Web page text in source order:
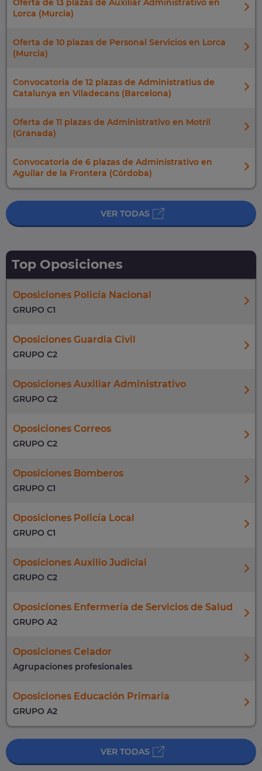
Oferta de 13 plazas de Auxiliar Administrativo en
Lorca (Murcia)
Oferta de 10 plazas de Personal Servicios en Lorca
(Murcia)
Convocatoria de 12 plazas de Administratius de
Catalunya en Viladecans (Barcelona)
Oferta de 11 plazas de Administrativo en Motril
(Granada)
Convocatoria de 6 plazas de Administrativo en
Aguilar de la Frontera (Córdoba)
VER TODAS
Top Oposiciones
Oposiciones Policía Nacional
GRUPO C1
Oposiciones Guardia Civil
GRUPO C2
Oposiciones Auxiliar Administrativo
GRUPO C2
Oposiciones Correos
GRUPO C2
Oposiciones Bomberos
GRUPO C1
Oposiciones Policía Local
GRUPO C1
Oposiciones Auxilio Judicial
GRUPO C2
Oposiciones Enfermería de Servicios de Salud
GRUPO A2
Oposiciones Celador
Agrupaciones profesionales
Oposiciones Educación Primaria
GRUPO A2
VER TODAS